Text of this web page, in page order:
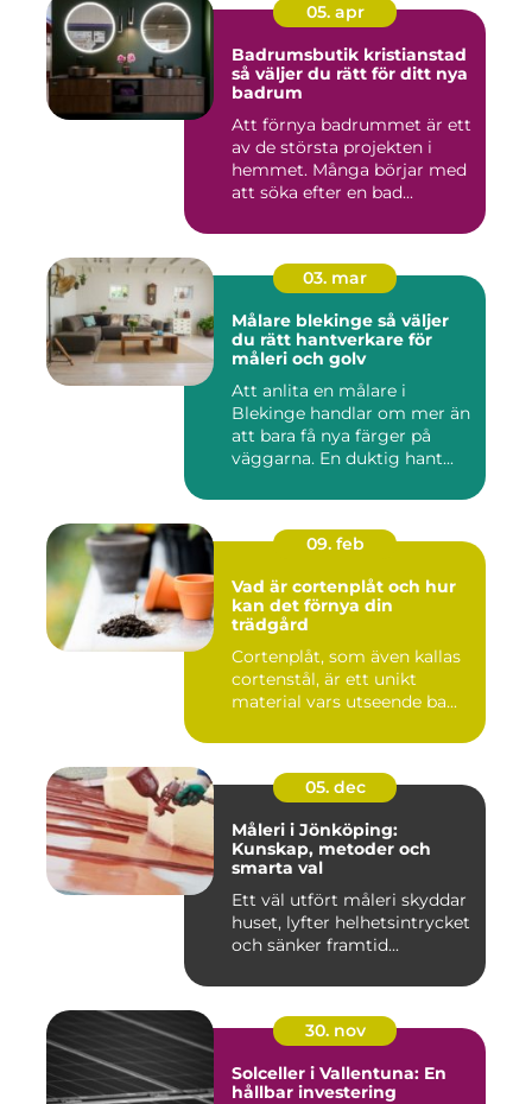
05. apr
Badrumsbutik kristianstad
så väljer du rätt för ditt nya
badrum
Att förnya badrummet är ett
av de största projekten i
hemmet. Många börjar med
att söka efter en bad...
03. mar
Målare blekinge så väljer
du rätt hantverkare för
måleri och golv
Att anlita en målare i
Blekinge handlar om mer än
att bara få nya färger på
väggarna. En duktig hant...
09. feb
Vad är cortenplåt och hur
kan det förnya din
trädgård
Cortenplåt, som även kallas
cortenstål, är ett unikt
material vars utseende ba...
05. dec
Måleri i Jönköping:
Kunskap, metoder och
smarta val
Ett väl utfört måleri skyddar
huset, lyfter helhetsintrycket
och sänker framtid...
30. nov
Solceller i Vallentuna: En
hållbar investering